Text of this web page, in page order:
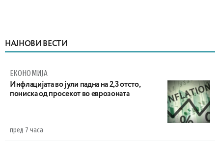
НАЈНОВИ ВЕСТИ
ЕКОНОМИЈА
Инфлацијата во јули падна на 2,3 отсто,
пониска од просекот во еврозоната
пред 7 часа